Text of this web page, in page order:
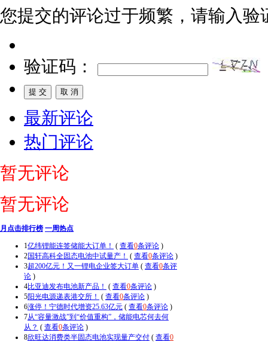
您提交的评论过于频繁，请输入验
验证码：
最新评论
热门评论
暂无评论
暂无评论
月点击排行榜 一周热点
1亿纬锂能连签储能大订单！ ( 查看0条评论 )
2国轩高科全固态电池中试量产！ ( 查看0条评论 )
3超200亿元！又一锂电企业签大订单 ( 查看0条评
论 )
4比亚迪发布电池新产品！ ( 查看0条评论 )
5阳光电源递表港交所！ ( 查看0条评论 )
6涨停！宁德时代增资25.63亿元 ( 查看0条评论 )
7从“容量激战”到“价值重构”，储能电芯何去何
从？ ( 查看0条评论 )
8欣旺达消费类半固态电池实现量产交付 ( 查看0